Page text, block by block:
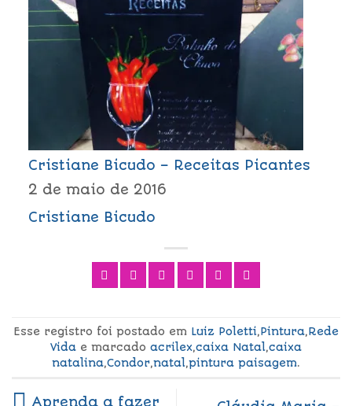
Cristiane Bicudo – Receitas Picantes
2 de maio de 2016
Cristiane Bicudo
Esse registro foi postado em Luiz Poletti,Pintura,Rede
Vida e marcado acrilex,caixa Natal,caixa
natalina,Condor,natal,pintura paisagem.
Aprenda a fazer